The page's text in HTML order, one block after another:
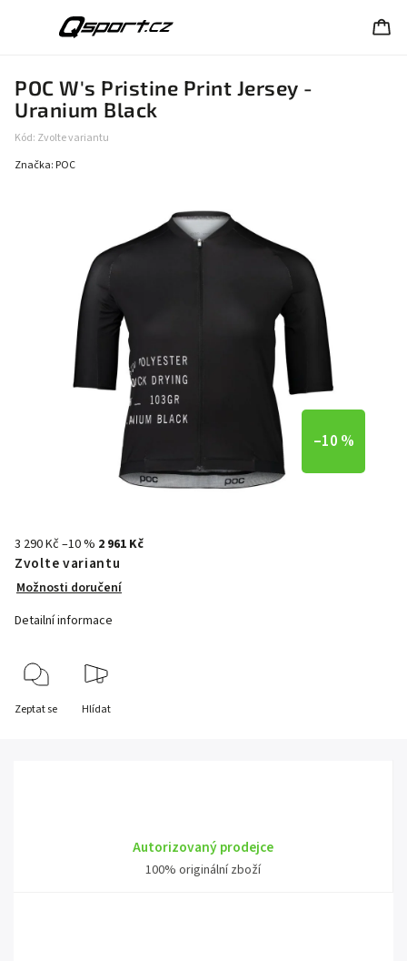
POC W's Pristine Print Jersey -
Uranium Black
Kód: Zvolte variantu
Značka: POC
–10 %
3 290 Kč–10 % 2 961 Kč
Zvolte variantu
Možnosti doručení
Detailní informace
Zeptat se Hlídat
Autorizovaný prodejce
100% originální zboží